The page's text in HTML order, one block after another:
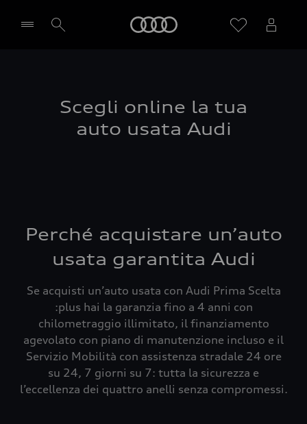
Scegli online la tua
auto usata Audi
Perché acquistare un’auto
usata garantita Audi
Se acquisti un’auto usata con Audi Prima Scelta
:plus hai la garanzia fino a 4 anni con
chilometraggio illimitato, il finanziamento
agevolato con piano di manutenzione incluso e il
Servizio Mobilità con assistenza stradale 24 ore
su 24, 7 giorni su 7: tutta la sicurezza e
l’eccellenza dei quattro anelli senza compromessi.